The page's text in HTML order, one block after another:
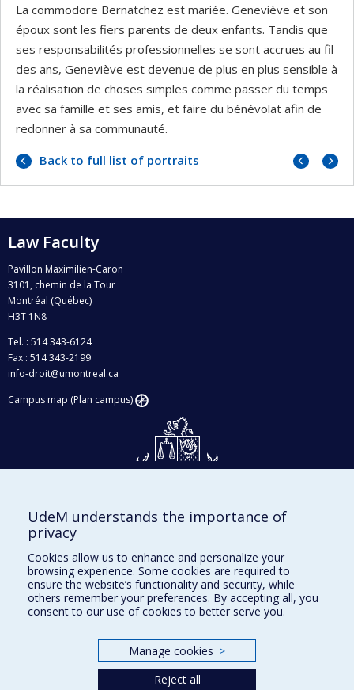
La commodore Bernatchez est mariée. Geneviève et son
époux sont les fiers parents de deux enfants. Tandis que
ses responsabilités professionnelles se sont accrues au fil
des ans, Geneviève est devenue de plus en plus sensible à
la réalisation de choses simples comme passer du temps
avec sa famille et ses amis, et faire du bénévolat afin de
redonner à sa communauté.
Back to full list of portraits
Next
Law Faculty
Pavillon Maximilien-Caron
3101, chemin de la Tour
Montréal (Québec)
H3T 1N8
Tel. : 514 343-6124
Fax : 514 343-2199
info-droit@umontreal.ca
Campus map (Plan campus)
Givings and philanthropy
Facebook|Twitter
LinkedIn|Instagram
UdeM understands the importance of
privacy
Cookies allow us to enhance and personalize your
browsing experience. Some cookies are required to
ensure the website’s functionality and security, while
others remember your preferences. By accepting all, you
consent to our use of cookies to better serve you.
Manage cookies >
Reject all